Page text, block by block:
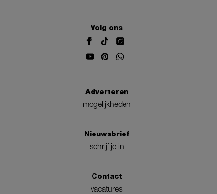
Volg ons
Adverteren
mogelijkheden
Nieuwsbrief
schrijf je in
Contact
vacatures